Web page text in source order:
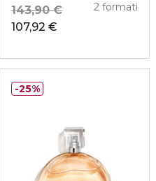
107,92 €
143,90 € 2 formati
25%